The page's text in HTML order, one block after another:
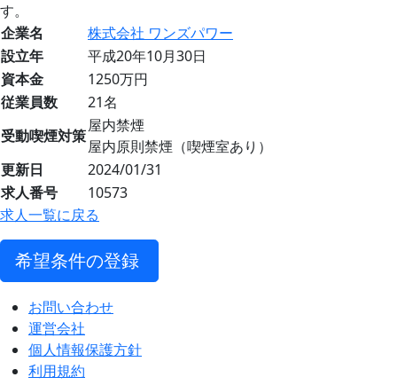
す。
企業名
株式会社 ワンズパワー
設立年
平成20年10月30日
資本金
1250万円
従業員数
21名
受動喫煙対策
屋内禁煙
屋内原則禁煙（喫煙室あり）
更新日
2024/01/31
求人番号
10573
求人一覧に戻る
希望条件の登録
お問い合わせ
運営会社
個人情報保護方針
利用規約